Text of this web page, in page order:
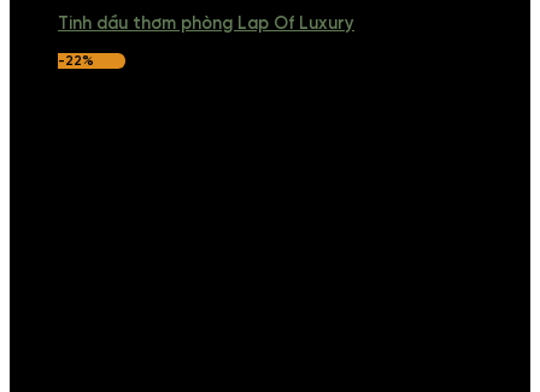
Tinh dầu thơm phòng Lap Of Luxury
-22%